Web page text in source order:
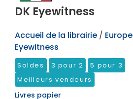
DK Eyewitness
Accueil de la librairie / Europe
Eyewitness
Soldes 3 pour 2
5 pour 3
Meilleurs vendeurs
Livres papier